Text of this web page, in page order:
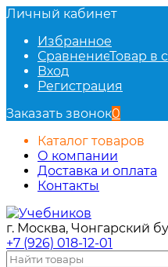
Личный кабинет
Избранное
СравнениеТовар в
Вход
Регистрация
Заказать звонок0
Каталог товаров
О компании
Доставка и оплата
Контакты
г. Москва, Чонгарский
+7 (926) 018-12-01